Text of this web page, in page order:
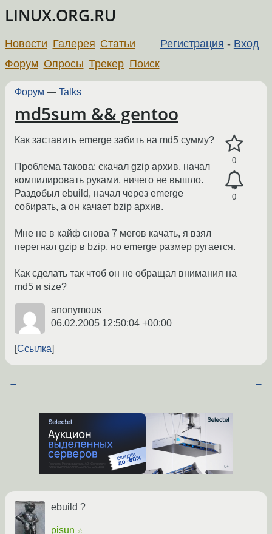
LINUX.ORG.RU
Регистрация - Вход
Новости Галерея Статьи
Форум Опросы Трекер Поиск
Форум — Talks
md5sum && gentoo
0
0
Как заставить emerge забить на md5 сумму?
Проблема такова: скачал gzip архив, начал
компилировать руками, ничего не вышло.
Раздобыл ebuild, начал через emerge
собирать, а он качает bzip архив.
Мне не в кайф снова 7 мегов качать, я взял
перегнал gzip в bzip, но emerge размер ругается.
Как сделать так чтоб он не обращал внимания на
md5 и size?
anonymous
06.02.2005 12:50:04 +00:00
Ссылка
← →
ebuild ?
pisun ☆